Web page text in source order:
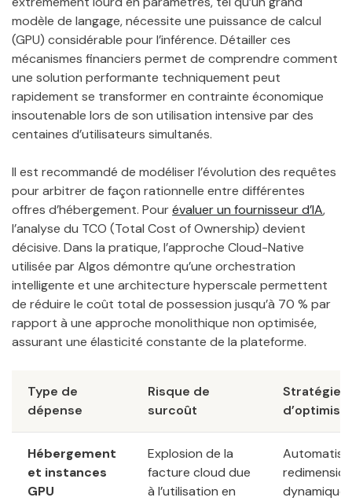
modèle de langage, nécessite une puissance de calcul
(GPU) considérable pour l’inférence. Détailler ces
mécanismes financiers permet de comprendre comment
une solution performante techniquement peut
rapidement se transformer en contrainte économique
insoutenable lors de son utilisation intensive par des
centaines d’utilisateurs simultanés.
Il est recommandé de modéliser l’évolution des requêtes
pour arbitrer de façon rationnelle entre différentes
offres d’hébergement. Pourévaluer un fournisseur d’IA,
l’analyse du TCO (Total Cost of Ownership) devient
décisive. Dans la pratique, l’approche Cloud-Native
utilisée par Algos démontre qu’une orchestration
intelligente et une architecture hyperscale permettent
de réduire le coût total de possession jusqu’à 70 % par
rapport à une approche monolithique non optimisée,
assurant une élasticité constante de la plateforme.
Type de
dépense
Risque de
surcoût
Stratégie
Hébergement
et instances
GPU
Explosion de la
facture cloud due
à l’utilisation en